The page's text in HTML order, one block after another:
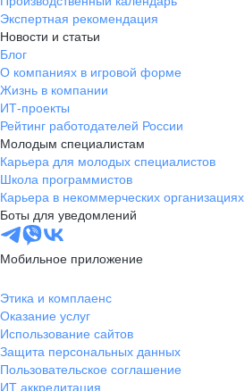
Экспертная рекомендация
Новости и статьи
Блог
О компаниях в игровой форме
Жизнь в компании
ИТ-проекты
Рейтинг работодателей России
Молодым специалистам
Карьера для молодых специалистов
Школа программистов
Карьера в некоммерческих организациях
Боты для уведомлений
Мобильное приложение
Этика и комплаенс
Оказание услуг
Использование сайтов
Защита персональных данных
Пользовательское соглашение
ИТ аккредитация